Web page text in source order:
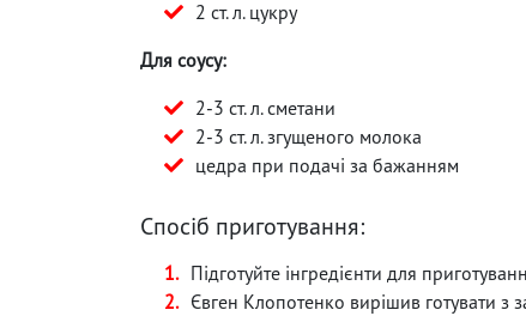
2 ст. л. цукру
Для соусу:
2-3 ст. л. сметани
2-3 ст. л. згущеного молока
цедра при подачі за бажанням
Спосіб приготування:
Підготуйте інгредієнти для
Євген Клопотенко вирішив готувати з